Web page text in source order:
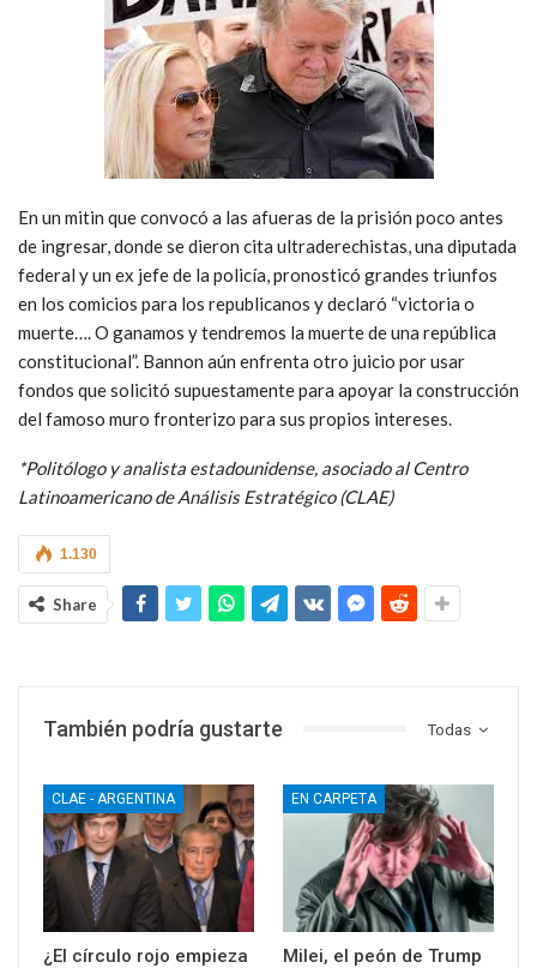
En un mitin que convocó a las afueras de la prisión poco antes
de ingresar, donde se dieron cita ultraderechistas, una diputada
federal y un ex jefe de la policía, pronosticó grandes triunfos
en los comicios para los republicanos y declaró “victoria o
muerte…. O ganamos y tendremos la muerte de una república
constitucional”. Bannon aún enfrenta otro juicio por usar
fondos que solicitó supuestamente para apoyar la construcción
del famoso muro fronterizo para sus propios intereses.
*Politólogo y analista estadounidense, asociado al Centro
Latinoamericano de Análisis Estratégico (CLAE)
1.130
Share
Todas
También podría gustarte
CLAE - ARGENTINA
¿El círculo rojo empieza
EN CARPETA
Milei, el peón de Trump